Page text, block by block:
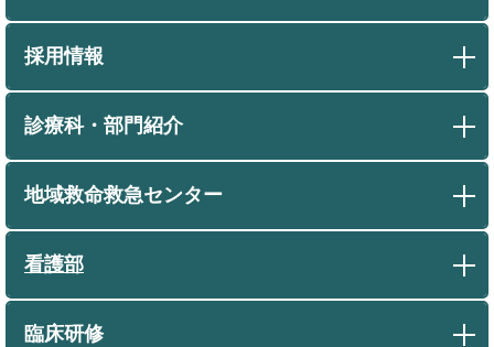
採用情報
診療科・部門紹介
地域救命救急センター
看護部
臨床研修